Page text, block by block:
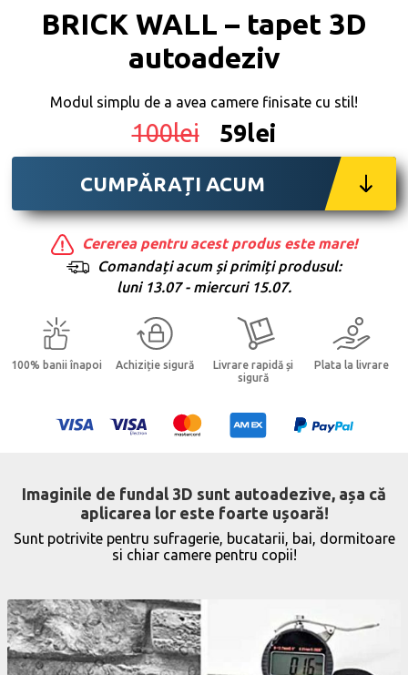
BRICK WALL – tapet 3D
autoadeziv
Modul simplu de a avea camere finisate cu stil!
100lei 59lei
CUMPĂRAȚI ACUM
Cererea pentru acest produs este mare!
Comandați acum și primiți produsul:
luni 13.07 - miercuri 15.07.
100% banii înapoi Achiziție sigură
Livrare rapidă și
sigură
Plata la livrare
Imaginile de fundal 3D sunt autoadezive, așa că
aplicarea lor este foarte ușoară!
Sunt potrivite pentru sufragerie, bucatarii, bai, dormitoare
si chiar camere pentru copii!